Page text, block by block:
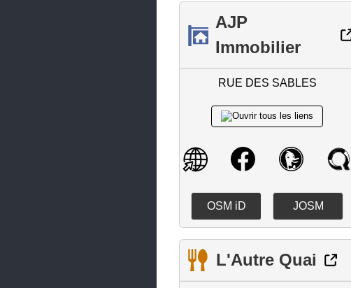
AJP
Immobilier
RUE DES SABLES
OSM iD JOSM
L'Autre Quai